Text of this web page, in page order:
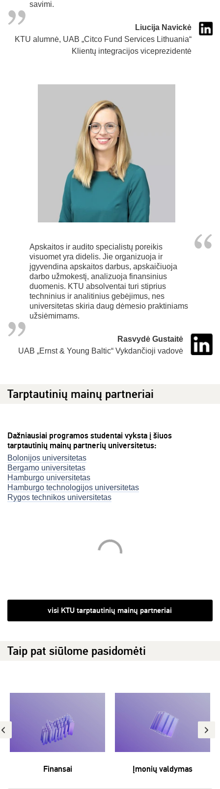
savimi.
Liucija Navickė
KTU alumnė, UAB „Citco Fund Services Lithuania“
Klientų integracijos viceprezidentė
Apskaitos ir audito specialistų poreikis
visuomet yra didelis. Jie organizuoja ir
įgyvendina apskaitos darbus, apskaičiuoja
darbo užmokestį, analizuoja finansinius
duomenis. KTU absolventai turi stiprius
techninius ir analitinius gebėjimus, nes
universitetas skiria daug dėmesio praktiniams
užsiėmimams.
Rasvydė Gustaitė
UAB „Ernst & Young Baltic“ Vykdančioji vadovė
Tarptautinių mainų partneriai
Dažniausiai programos studentai vyksta į šiuos
tarptautinių mainų partnerių universitetus:
Bolonijos universitetas
Bergamo universitetas
Hamburgo universitetas
Hamburgo technologijos universitetas
Rygos technikos universitetas
visi KTU tarptautinių mainų partneriai
Taip pat siūlome pasidomėti
Finansai Įmonių valdymas